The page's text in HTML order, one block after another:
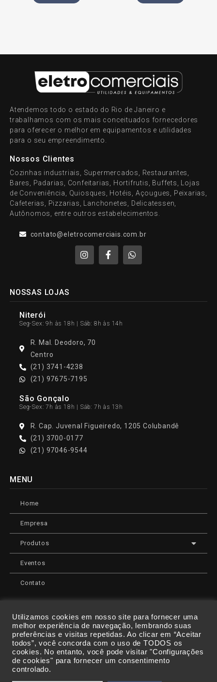
Atendemos todo o estado do Rio de Janeiro e
trabalhamos com os mais conceituados fornecedores
para oferecer o melhor em equipamentos e utilidades
para o seu empreendimento.
Nossos Clientes
Cozinhas industriais, Supermercados, Restaurantes,
Bares, Padarias, Confeitarias, Hortifrutis, Buffets, Lojas
de Conveniência, Quiosques, Hotéis, Açougues, Peixarias,
Cafeterias, Pizzarias, Lanchonetes, Delicatessen,
Autônomos, entre outros estabelecimentos.
contato@eletrocomerciais.com.br
NOSSAS LOJAS
Niterói
Seg-Sex: 9h às 18h | Sáb: 8h às 14h
R. Mal. Deodoro, 70
Centro
(21) 3741-4238
(21) 97675-7195
São Gonçalo
Seg-Sex: 7h às 18h | Sáb: 7h às 13h
R. Cap. Juvenal Figueiredo, 1205 Colubandê
(21) 3700-0177
(21) 97046-9544
MENU
Home
Empresa
Produtos
Eventos
Contato
CONDIÇÕES DE PAGAMENTO:
Utilizamos cookies em nosso site para fornecer uma
melhor experiência de navegação, lembrando suas
preferências e visitas repetidas. Ao clicar em “Aceitar
todos”, você concorda com o uso de TODOS os
cookies. No entanto, você pode visitar "Configurações
de cookies" para fornecer um consentimento
controlado.